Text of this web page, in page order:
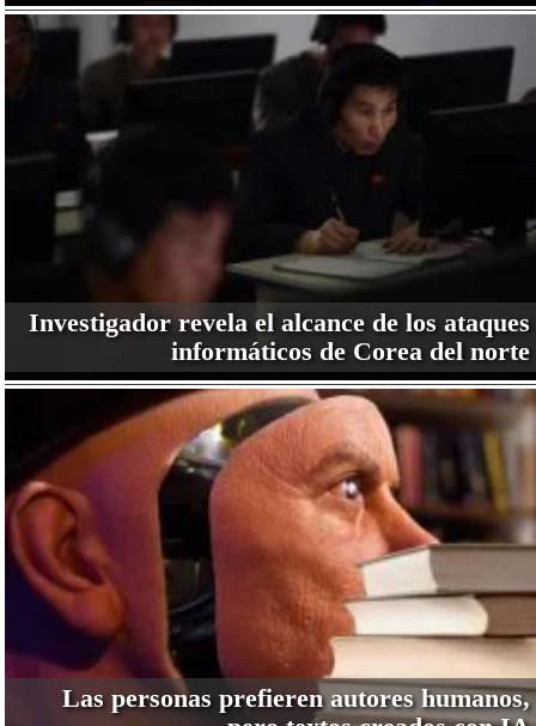
Investigador revela el alcance de los ataques
informáticos de Corea del norte
Las personas prefieren autores humanos,